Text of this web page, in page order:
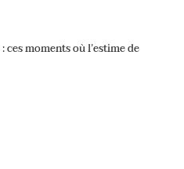
ces moments où l’estime de